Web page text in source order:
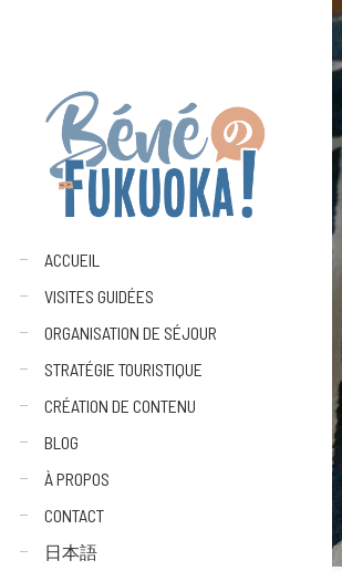
ACCUEIL
VISITES GUIDÉES
ORGANISATION DE SÉJOUR
STRATÉGIE TOURISTIQUE
CRÉATION DE CONTENU
BLOG
À PROPOS
CONTACT
日本語